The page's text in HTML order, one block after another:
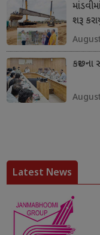
શરૂ
કચ્છના
Latest News